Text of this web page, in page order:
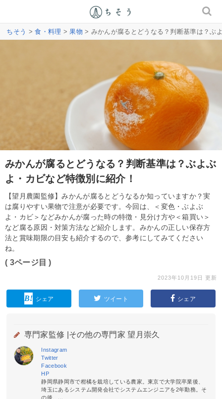
ちそう >食・料理 >果物 > みかんが腐るとどうなる？判断基準は？ぶ
みかんが腐るとどうなる？判断基準は？ぶよぶ
よ・カビなど特徴別に紹介！
【望月農園監修】みかんが腐るとどうなるか知っていますか？実
は腐りやすい果物で注意が必要です。今回は、＜変色・ぶよぶ
よ・カビ＞などみかんが腐った時の特徴・見分け方や＜箱買い＞
など腐る原因・対策方法など紹介します。みかんの正しい保存方
法と賞味期限の目安も紹介するので、参考にしてみてください
ね。
( 3ページ目 )
2023年10月19日 更新
シェア ツイート シェア
専門家監修 | その他の専門家 望月崇久
Instagram
Twitter
Facebook
HP
静岡県静岡市で柑橘を栽培している農家。東京で大学院卒業後、
埼玉にあるシステム開発会社でシステムエンジニアを2年勤務。そ
の後、...